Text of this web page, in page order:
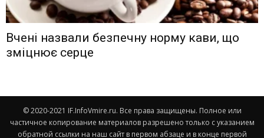
Вчені назвали безпечну норму кави, що
зміцнює серце
© 2020-2021 IF.InfoVmire.ru. Все права защищены. Полное или
частичное копирование материалов разрешено только с указанием
обратной ссылки на наш сайт в первом абзаце и в конце первой